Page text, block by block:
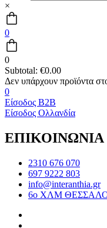
×
0
0
Subtotal: €0.00
0
Είσοδος B2B
Είσοδος Ολλανδία
ΕΠΙΚΟΙΝΩΝΙΑ
2310 676 070
697 9222 803
info@interanthia.gr
6ο ΧΛΜ